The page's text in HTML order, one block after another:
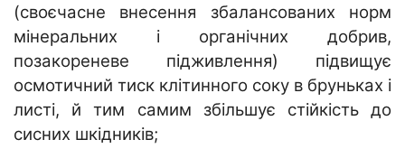
(своєчасне внесення збалансованих норм
мінеральних і органічних добрив,
позакореневе підживлення) підвищує
осмотичний тиск клітинного соку в бруньках і
листі, й тим самим збільшує стійкість до
сисних шкідників;